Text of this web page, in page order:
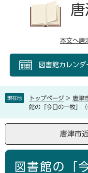
。
て
へ
本文へ唐
図書館カレンダ
現在地 トップページ > 唐津
館の「今日の一枚」（
唐津市
本
図書館の「